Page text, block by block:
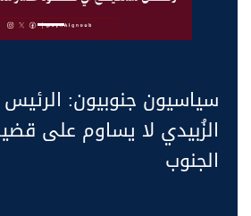
سياسيون جنوبيون:
الزُبيدي لا يساوم على
الجنوب